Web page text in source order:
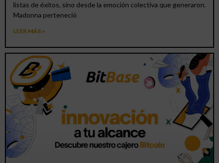
listas de éxitos, sino desde la emoción colectiva que generaron.
Madonna perteneció
LEER MÁS »